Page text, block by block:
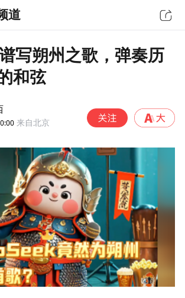
道
写朔州之歌，弹奏历
和弦
来自北京
01:51